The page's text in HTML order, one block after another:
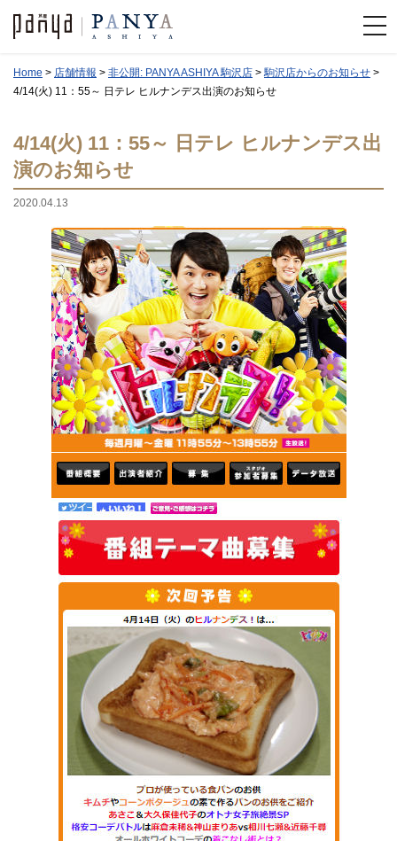
Home > 店舗情報 > 非公開: PANYA ASHIYA 駒沢店 >駒沢店からのお知らせ >
4/14(火) 11：55～ 日テレ ヒルナンデス出演のお知らせ
4/14(火) 11：55～ 日テレ ヒルナンデス出
演のお知らせ
2020.04.13